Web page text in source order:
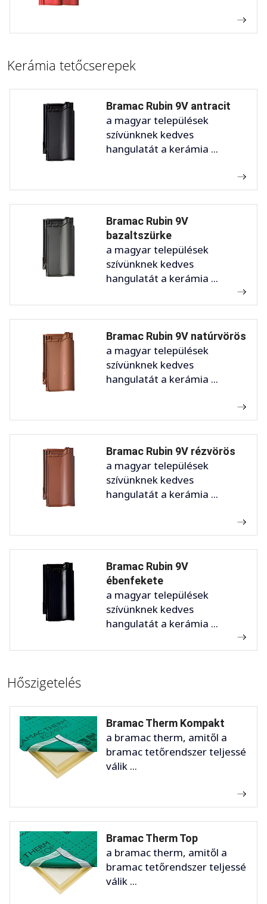
Kerámia tetőcserepek
Bramac Rubin 9V antracit
a magyar települések
szívünknek kedves
hangulatát a kerámia ...
Bramac Rubin 9V
bazaltszürke
a magyar települések
szívünknek kedves
hangulatát a kerámia ...
Bramac Rubin 9V natúrvörös
a magyar települések
szívünknek kedves
hangulatát a kerámia ...
Bramac Rubin 9V rézvörös
a magyar települések
szívünknek kedves
hangulatát a kerámia ...
Bramac Rubin 9V
ébenfekete
a magyar települések
szívünknek kedves
hangulatát a kerámia ...
Hőszigetelés
Bramac Therm Kompakt
a bramac therm, amitől a
bramac tetőrendszer teljessé
válik ...
Bramac Therm Top
a bramac therm, amitől a
bramac tetőrendszer teljessé
válik ...